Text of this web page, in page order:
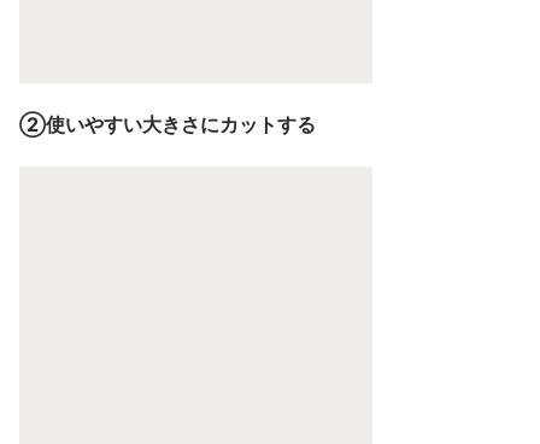
②使いやすい大きさにカットする